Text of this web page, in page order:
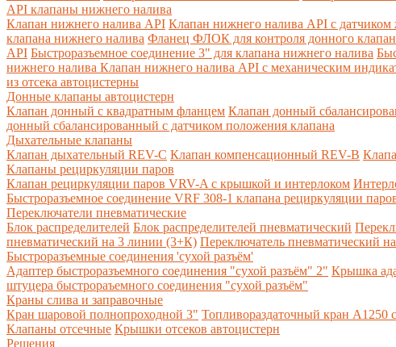
API клапаны нижнего налива
Клапан нижнего налива API Клапан нижнего налива API с датчиком
клапана нижнего налива Фланец ФЛОК для контроля донного
API Быстроразъемное соединение 3" для клапана нижнего налива
нижнего налива Клапан нижнего налива API с механическим
из отсека автоцистерны
Донные клапаны автоцистерн
Клапан донный с квадратным фланцем Клапан донный
донный сбалансированный с датчиком положения клапана
Дыхательные клапаны
Клапан дыхательный REV-C Клапан компенсационный REV-B
Клапаны рециркуляции паров
Клапан рециркуляции паров VRV-A с крышкой и интерлоком
Быстроразъемное соединение VRF 308-1 клапана рециркуляции
Переключатели пневматические
Блок распределителей Блок распределителей пневматический
пневматический на 3 линии (3+К) Переключатель пневматический
Быстроразъемные соединения 'сухой разъём'
Адаптер быстроразъемного соединения "сухой разъём" 2" Крышка
штуцера быстрораъемного соединения "сухой разъём"
Краны слива и заправочные
Кран шаровой полнопроходной 3" Топливораздаточный кран A1250
Клапаны отсечные Крышки отсеков автоцистерн
Решения